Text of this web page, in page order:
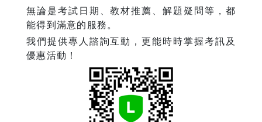
無論是考試日期、教材推薦、解題疑問等，都
能得到滿意的服務。
我們提供專人諮詢互動，更能時時掌握考訊及
優惠活動！